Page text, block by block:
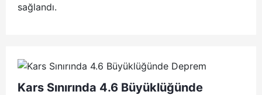
sağlandı.
Kars Sınırında 4.6 Büyüklüğünde